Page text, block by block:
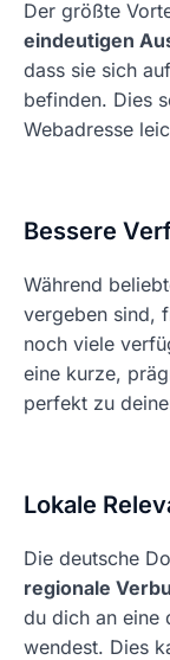
Der größte
eindeutigen
dass sie sich
befinden. Dies
Webadresse
Bessere
Während
vergeben sind,
noch viele
eine kurze,
perfekt zu
Lokale
Die deutsche
regionale
du dich an eine
wendest. Dies